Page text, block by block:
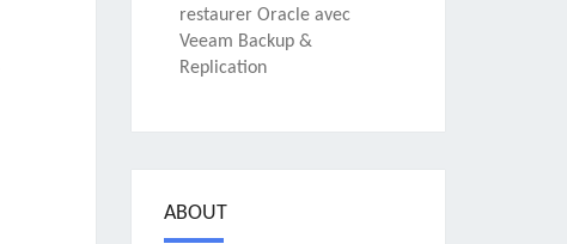
restaurer Oracle avec
Veeam Backup &
Replication
ABOUT